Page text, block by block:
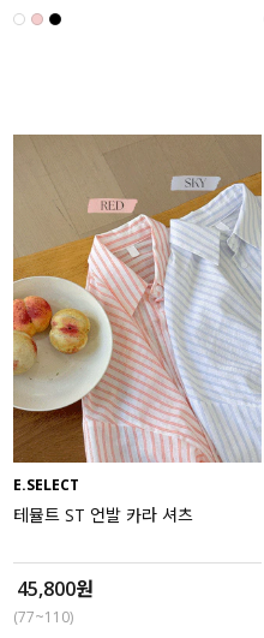
E.SELECT
테뮬트 ST 언발 카라 셔츠
45,800원
(77~110)